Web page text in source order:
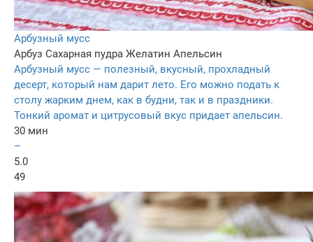
Арбузный мусс
Арбуз Сахарная пудра Желатин Апельсин
Арбузный мусс — полезный, вкусный, прохладный
десерт, который нам дарит лето. Его можно подать к
столу жарким днем, как в будни, так и в праздники.
Тонкий аромат и цитрусовый вкус придает апельсин.
30 мин
–
5.0
49